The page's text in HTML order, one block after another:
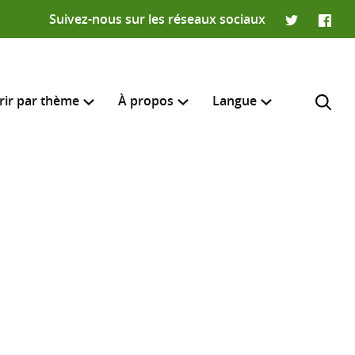
Suivez-nous sur les réseaux sociaux
Twitter
par thème À propos Langue
recherche